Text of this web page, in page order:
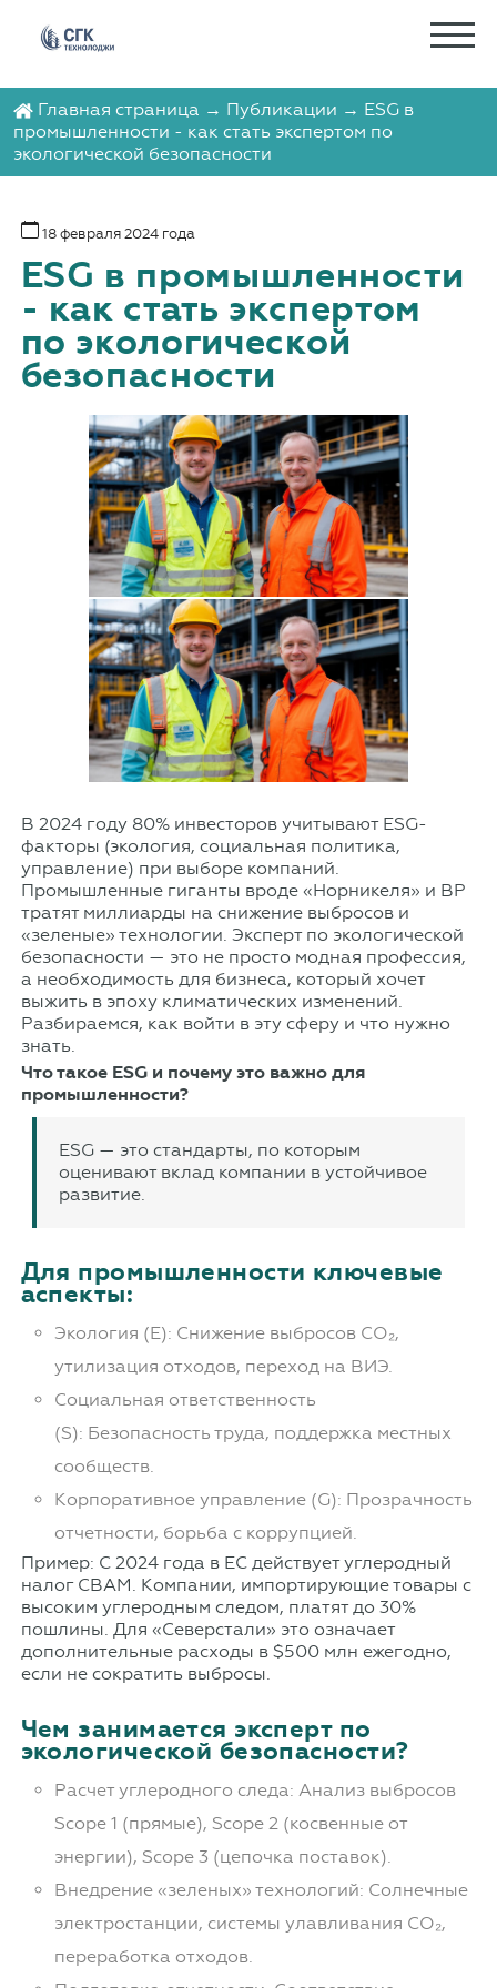
Главная страница → Публикации → ESG в
промышленности - как стать экспертом по
экологической безопасности
18 февраля 2024 года
ESG в промышленности
- как стать экспертом
по экологической
безопасности
В 2024 году 80% инвесторов учитывают ESG-
факторы (экология, социальная политика,
управление) при выборе компаний.
Промышленные гиганты вроде «Норникеля» и BP
тратят миллиарды на снижение выбросов и
«зеленые» технологии. Эксперт по экологической
безопасности — это не просто модная профессия,
а необходимость для бизнеса, который хочет
выжить в эпоху климатических изменений.
Разбираемся, как войти в эту сферу и что нужно
знать.
Что такое ESG и почему это важно для
промышленности?
ESG — это стандарты, по которым
оценивают вклад компании в устойчивое
развитие.
Для промышленности ключевые
аспекты:
Экология (E): Снижение выбросов CO₂,
утилизация отходов, переход на ВИЭ.
Социальная ответственность
(S): Безопасность труда, поддержка местных
сообществ.
Корпоративное управление (G): Прозрачность
отчетности, борьба с коррупцией.
Пример: С 2024 года в ЕС действует углеродный
налог CBAM. Компании, импортирующие товары с
высоким углеродным следом, платят до 30%
пошлины. Для «Северстали» это означает
дополнительные расходы в $500 млн ежегодно,
если не сократить выбросы.
Чем занимается эксперт по
экологической безопасности?
Расчет углеродного следа: Анализ выбросов
Scope 1 (прямые), Scope 2 (косвенные от
энергии), Scope 3 (цепочка поставок).
Внедрение «зеленых» технологий: Солнечные
электростанции, системы улавливания CO₂,
переработка отходов.